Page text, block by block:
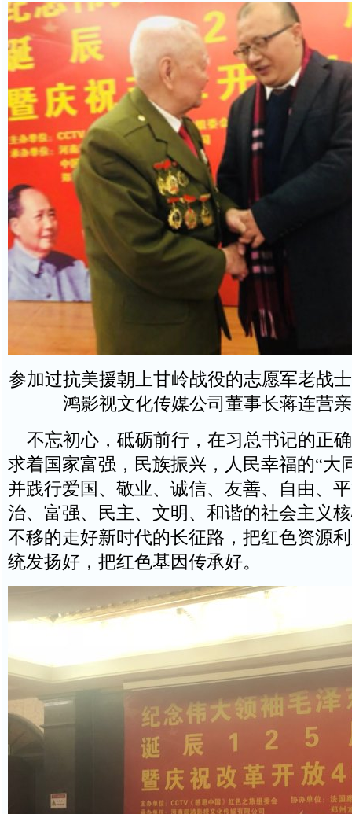
参加过抗美援朝上甘岭战役的志愿军老战
鸿影视文化传媒公司董事长蒋连营
不忘初心，砥砺前行，在习总书记的正
求着国家富强，民族振兴，人民幸福的“大
并践行爱国、敬业、诚信、友善、自由、
治、富强、民主、文明、和谐的社会主义
不移的走好新时代的长征路，把红色资源
统发扬好，把红色基因传承好。